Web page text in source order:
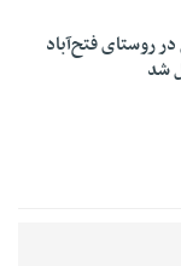
روستای فتح‌آباد
شد